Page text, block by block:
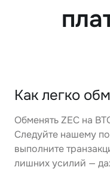
Как легко
Обменять ZEC на
Следуйте нашему
выполните
лишних усилий —